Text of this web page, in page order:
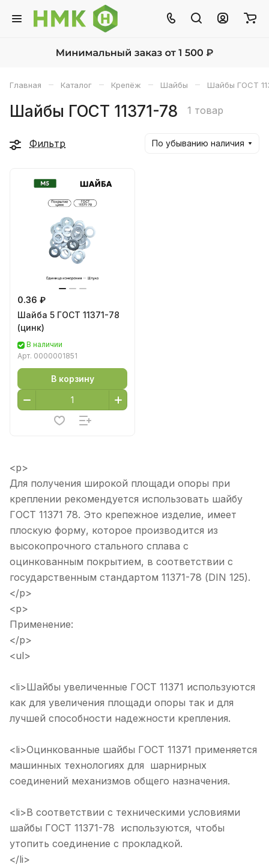
Главная – Каталог – Крепёж – Шайбы – Шайбы ГОСТ
Шайбы ГОСТ 11371-78 1 товар
Фильтр По убыванию наличия
0.36 ₽
Шайба 5 ГОСТ 11371-78
(цинк)
В наличии
Арт. 0000001851
В корзину
<p>
Для получения широкой площади опоры при
креплении рекомендуется использовать шайбу
ГОСТ 11371 78. Это крепежное изделие, имеет
плоскую форму, которое производится из
высокопрочного стального сплава с
оцинкованным покрытием, в соответствии с
государственным стандартом 11371-78 (DIN 125).
</p>
<p>
Применение:
</p>
<ul>
<li>Шайбы увеличенные ГОСТ 11371 используются
как для увеличения площади опоры так и для
лучшей способности надежности крепления.
<li>Оцинкованные шайбы ГОСТ 11371 применяется
машинных технологиях для шарнирных
соединений механизмов общего назначения.
<li>В соответствии с техническими условиями
шайбы ГОСТ 11371-78 используются, чтобы
утопить соединение с прокладкой.
</li>